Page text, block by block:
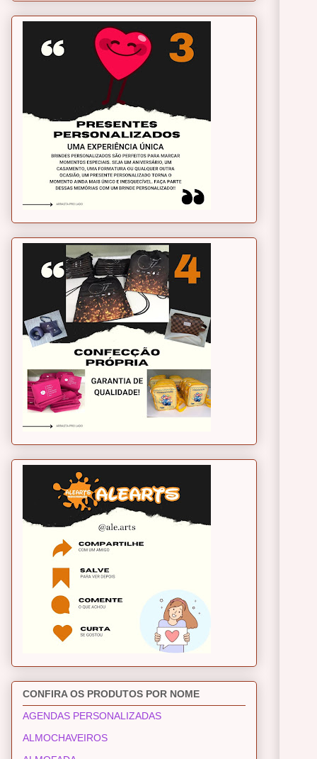
CONFIRA OS PRODUTOS POR NOME
AGENDAS PERSONALIZADAS
ALMOCHAVEIROS